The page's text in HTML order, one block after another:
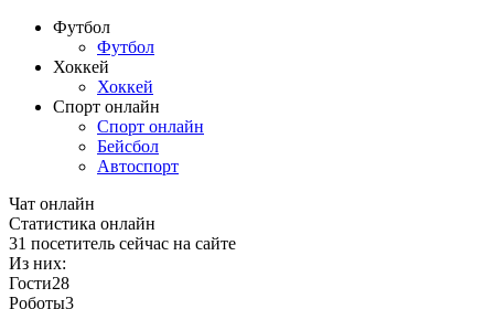
Футбол
Футбол
Хоккей
Хоккей
Спорт онлайн
Спорт онлайн
Бейсбол
Автоспорт
Чат онлайн
Cтатистика онлайн
31 посетитель сейчас на сайте
Из них:
Гости28
Роботы3